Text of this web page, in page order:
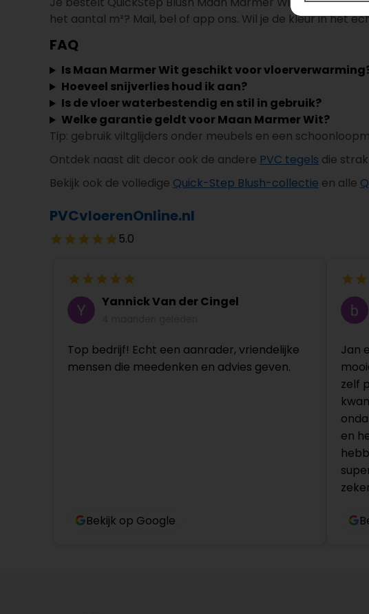
het aantal m²? Mail, bel of app ons. Wil je de kleur in het
FAQ
Is Maan Marmer Wit geschikt voor
Hoeveel snijverlies houd ik aan?
Is de vloer waterbestendig en stil in gebruik?
Welke garantie geldt voor Maan Marmer Wit?
Tip: gebruik viltglijders onder meubels en een
Ontdek naast dit decor ook de andere PVC tegels die
Bekijk ook de volledige Quick-Step Blush-collectie en alle
PVCvloerenOnline.nl
5.0
Yannick Van der Cingel
Top bedrijf! Echt een aanrader, vriendelijke
mensen die meedenken en advies geven.
Bekijk op Google
Jan
zelf
en